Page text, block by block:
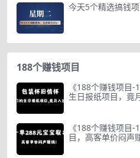
今天5个精选搞钱
188个赚钱项目
《188个赚钱项目
生日报纸项目，竟
《188个赚钱项目
目，高客单价闷声